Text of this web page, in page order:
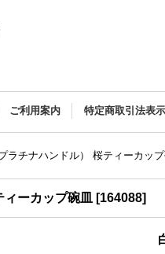
ご利用案内 特定商取引法表示
ラチナハンドル） 桜ティーカッ
ーカップ碗皿 [164088]